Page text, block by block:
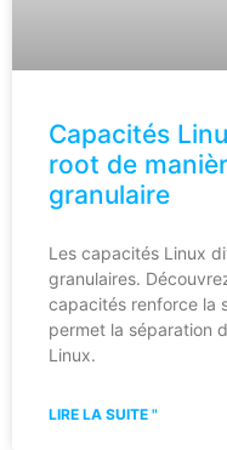
Capacités
root de
granulaire
Les capacités Linux
granulaires.
capacités renforce la
permet la séparation
Linux.
LIRE LA SUITE "